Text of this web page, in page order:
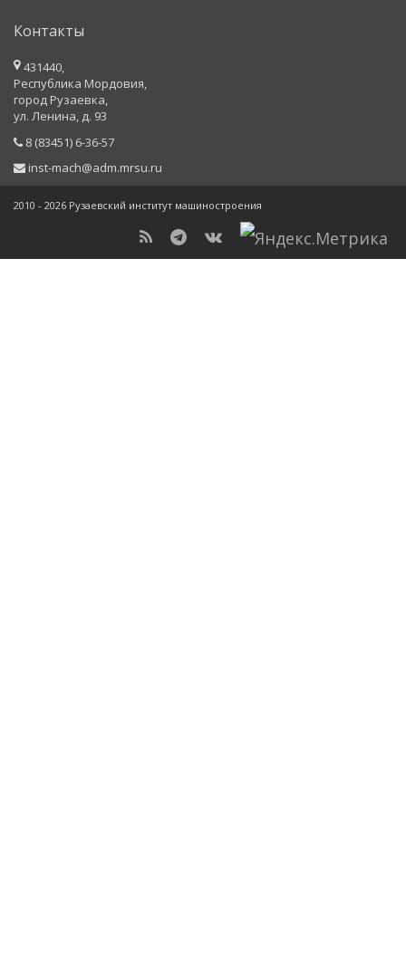
Контакты
431440,
Республика Мордовия,
город Рузаевка,
ул. Ленина, д. 93
8 (83451) 6-36-57
inst-mach@adm.mrsu.ru
2010 - 2026 Рузаевский институт машиностроения